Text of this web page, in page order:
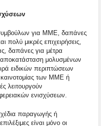
συμβούλων για ΜΜΕ, δαπάνες
πολύ μικρές επιχειρήσεις,
δαπάνες για μέτρα
μολυσμένων
ειδικών περιπτώσεων
των ΜΜΕ ή
λειτουργούν
ενισχύσεων.
παραγωγής ή
είναι μόνο οι